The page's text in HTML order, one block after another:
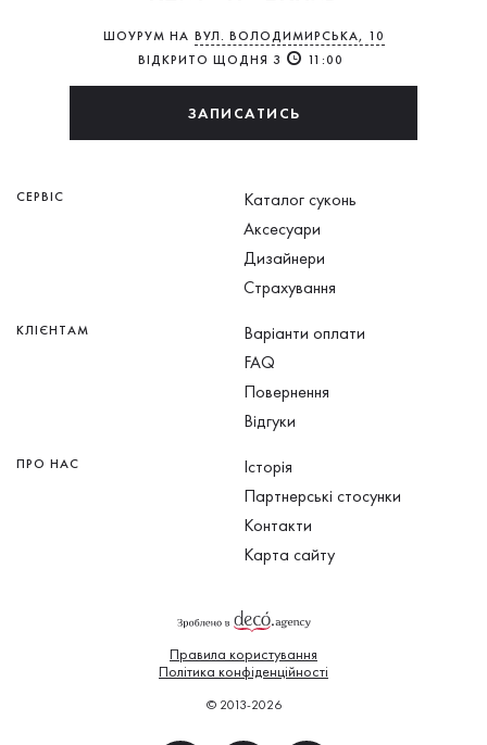
ШОУРУМ НА ВУЛ. ВОЛОДИМИРСЬКА, 10
ВІДКРИТО ЩОДНЯ З
11:00
ЗАПИСАТИСЬ
СЕРВІС
Каталог суконь
Аксесуари
Дизайнери
Страхування
КЛІЄНТАМ
Варіанти оплати
FAQ
Повернення
Відгуки
ПРО НАС
Історія
Партнерські стосунки
Контакти
Карта сайту
Правила користування
Політика конфіденційності
© 2013-2026